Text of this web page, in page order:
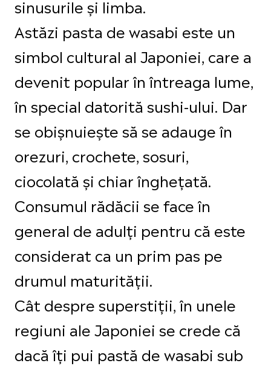
sinusurile și limba.
Astăzi pasta de wasabi este un
simbol cultural al Japoniei, care a
devenit popular în întreaga lume,
în special datorită sushi-ului. Dar
se obișnuiește să se adauge în
orezuri, crochete, sosuri,
ciocolată și chiar înghețată.
Consumul rădăcii se face în
general de adulți pentru că este
considerat ca un prim pas pe
drumul maturității.
Cât despre superstiții, în unele
regiuni ale Japoniei se crede că
dacă îți pui pastă de wasabi sub